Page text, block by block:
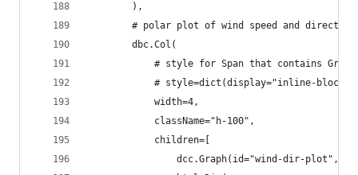
        ),
# polar plot of wind speed and
        dbc.Col(
# style for Span that contains
# style=dict(display="inline-
            width=4,
            className="h-100",
            children=[
dcc.Graph(id="wind-dir-plot",